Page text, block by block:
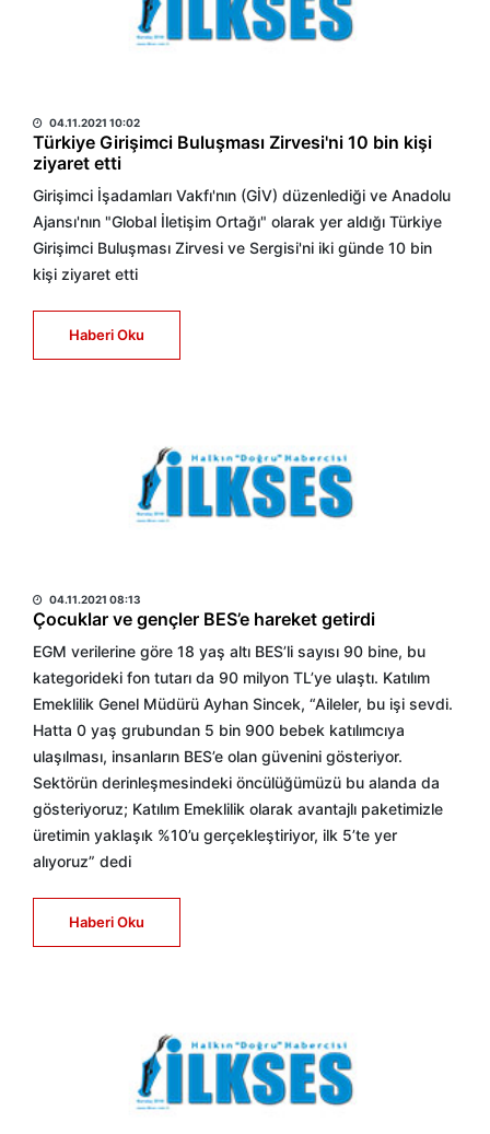
04.11.2021 10:02
Türkiye Girişimci Buluşması Zirvesi'ni 10 bin kişi
ziyaret etti
Girişimci İşadamları Vakfı'nın (GİV) düzenlediği ve Anadolu
Ajansı'nın "Global İletişim Ortağı" olarak yer aldığı Türkiye
Girişimci Buluşması Zirvesi ve Sergisi'ni iki günde 10 bin
kişi ziyaret etti
Haberi Oku
04.11.2021 08:13
Çocuklar ve gençler BES’e hareket getirdi
EGM verilerine göre 18 yaş altı BES’li sayısı 90 bine, bu
kategorideki fon tutarı da 90 milyon TL’ye ulaştı. Katılım
Emeklilik Genel Müdürü Ayhan Sincek, “Aileler, bu işi sevdi.
Hatta 0 yaş grubundan 5 bin 900 bebek katılımcıya
ulaşılması, insanların BES’e olan güvenini gösteriyor.
Sektörün derinleşmesindeki öncülüğümüzü bu alanda da
gösteriyoruz; Katılım Emeklilik olarak avantajlı paketimizle
üretimin yaklaşık %10’u gerçekleştiriyor, ilk 5’te yer
alıyoruz” dedi
Haberi Oku